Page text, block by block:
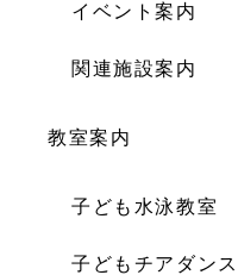
イベント案内
関連施設案内
教室案内
子ども水泳教室
子どもチアダン
content/themes/numaspo/
: Attempt to read
/home/wordstock/
content/themes/numaspo/
: Undefined array
/home/wordstock/